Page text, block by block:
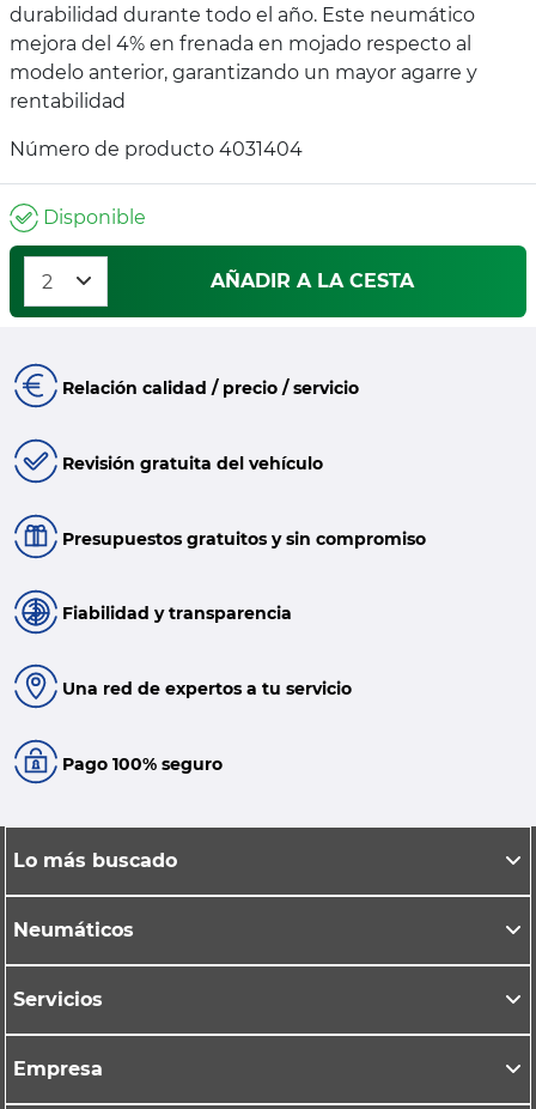
durabilidad durante todo el año. Este neumático
mejora del 4% en frenada en mojado respecto al
modelo anterior, garantizando un mayor agarre y
rentabilidad
Número de producto 4031404
Disponible
AÑADIR A LA CESTA
Relación calidad / precio / servicio
Revisión gratuita del vehículo
Presupuestos gratuitos y sin compromiso
Fiabilidad y transparencia
Una red de expertos a tu servicio
Pago 100% seguro
Lo más buscado
Neumáticos
Servicios
Empresa